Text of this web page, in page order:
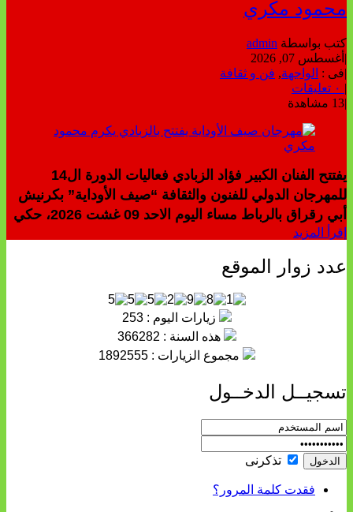
محمود مكري
كتب بواسطة admin
| أغسطس 07, 2026
|فى : الواجهة, فن و ثقافة
|
|13 مشاهدة
يفتتح الفنان الكبير فؤاد الزبادي فعاليات الدورة ال14
للمهرجان الدولي للفنون والثقافة “صيف الأوداية” بكرنيش
أبي رقراق بالرباط مساء اليوم الاحد 09 غشت 2026، حكي
إقرأ المزيد
عدد زوار الموقع
زيارات اليوم : 253
هذه السنة : 366282
مجموع الزيارات : 1892555
تسجيــل الدخــول
تذكرنى
فقدت كلمة المرور؟